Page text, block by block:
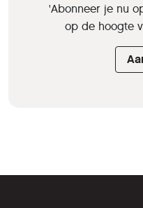
'Abonneer je nu
op de hoogte